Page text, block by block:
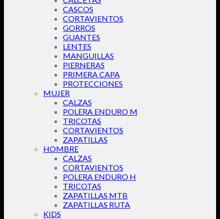
CASCOS
CORTAVIENTOS
GORROS
GUANTES
LENTES
MANGUILLAS
PIERNERAS
PRIMERA CAPA
PROTECCIONES
MUJER
CALZAS
POLERA ENDURO M
TRICOTAS
CORTAVIENTOS
ZAPATILLAS
HOMBRE
CALZAS
CORTAVIENTOS
POLERA ENDURO H
TRICOTAS
ZAPATILLAS MTB
ZAPATILLAS RUTA
KIDS